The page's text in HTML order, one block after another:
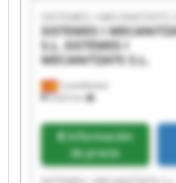
Castellbisbal
9,423 km
SISTEMES I MECANITZATS
SISTEMES I
S.L. SISTEMES I
MECANITZATS S.L.
Información
de precio